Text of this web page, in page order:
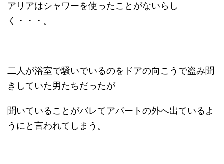
アリアはシャワーを使ったことがないらし
く・・・。
二人が浴室で騒いでいるのをドアの向こうで盗み聞
きしていた男たちだったが
聞いていることがバレてアパートの外へ出ているよ
うにと言われてしまう。